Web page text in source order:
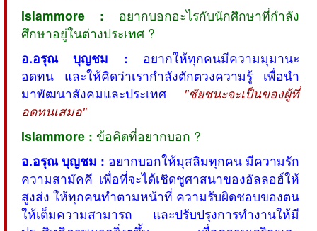
Islammore : อยากบอกอะไรกับนักศึกษาที่กำลัง
ศึกษาอยู่ในต่างประเทศ ?
อ.อรุณ บุญชม : อยากให้ทุกคนมีความมุมานะ
อดทน และให้คิดว่าเรากำลังตักตวงความรู้ เพื่อนำ
มาพัฒนาสังคมและประเทศ "ชัยชนะจะเป็นของผู้ที่
อดทนเสมอ"
Islammore : ข้อคิดที่อยากบอก ?
อ.อรุณ บุญชม : อยากบอกให้มุสลิมทุกคน มีความรัก
ความสามัคคี เพื่อที่จะได้เชิดชูศาสนาของอัลลอฮ์ให้
สูงส่ง ให้ทุกคนทำตามหน้าที่ ความรับผิดชอบของตน
ให้เต็มความสามารถ และปรับปรุงการทำงานให้มี